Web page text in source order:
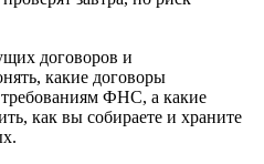
договоров и
какие договоры
ФНС, а какие
как вы собираете и храните